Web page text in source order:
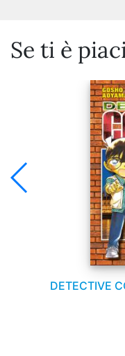
Se ti è
DETECTIVE